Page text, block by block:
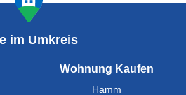
im Umkreis
Wohnung Kaufen
Hamm